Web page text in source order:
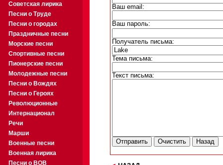
Советская лирика
Песни о Труде
Песни о городах
Праздничные песни
Морские песни
Спортивные песни
Пионерские песни
Молодежные песни
Песни о Вождях
Песни о Героях
Революционные
Интернационал
Речи
Марши
Военные песни
Военная лирика
Песни о ВОВ
Ваш email:
Ваш пароль:
Получатель письма:
Тема письма:
Текст письма: